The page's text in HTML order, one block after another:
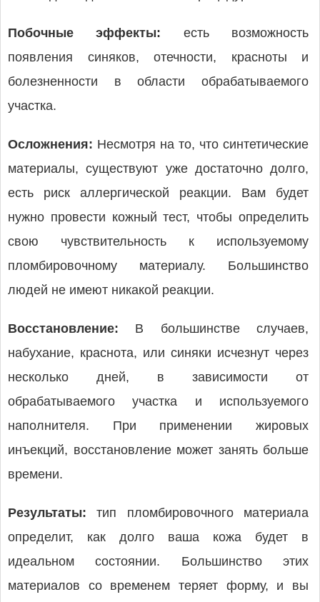
Побочные эффекты: есть возможность
появления синяков, отечности, красноты и
болезненности в области обрабатываемого
участка.
Осложнения: Несмотря на то, что синтетические
материалы, существуют уже достаточно долго,
есть риск аллергической реакции. Вам будет
нужно провести кожный тест, чтобы определить
свою чувствительность к используемому
пломбировочному материалу. Большинство
людей не имеют никакой реакции.
Восстановление: В большинстве случаев,
набухание, краснота, или синяки исчезнут через
несколько дней, в зависимости от
обрабатываемого участка и используемого
наполнителя. При применении жировых
инъекций, восстановление может занять больше
времени.
Результаты: тип пломбировочного материала
определит, как долго ваша кожа будет в
идеальном состоянии. Большинство этих
материалов со временем теряет форму, и вы